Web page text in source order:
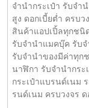
จำนำกระเป๋า รับจำ
สูง ดอกเบี้ยต่ำ ครบ
สินค้าแอปเปิ้ลทุกชนิ
รับจำนำแมคบุ๊ค รับ
รับจำนำของมีค่าทุก
นาฬิกา รับจำนำกระ
กระเป๋าแบรนด์เนม
รนด์เนม ครบวงจร ด